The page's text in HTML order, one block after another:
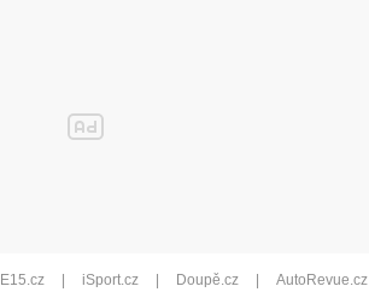
E15.cz iSport.cz Doupě.cz AutoRevue.cz